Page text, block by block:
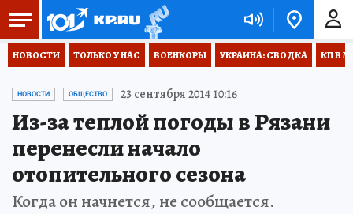
НОВОСТИ ТОЛЬКО У НАС ВОЕНКОРЫ УКРАИНА: СВОДКА КП В
НОВОСТИ ОБЩЕСТВО 23 сентября 2014 10:16
Из-за теплой погоды в Рязани
перенесли начало
отопительного сезона
Когда он начнется, не сообщается.